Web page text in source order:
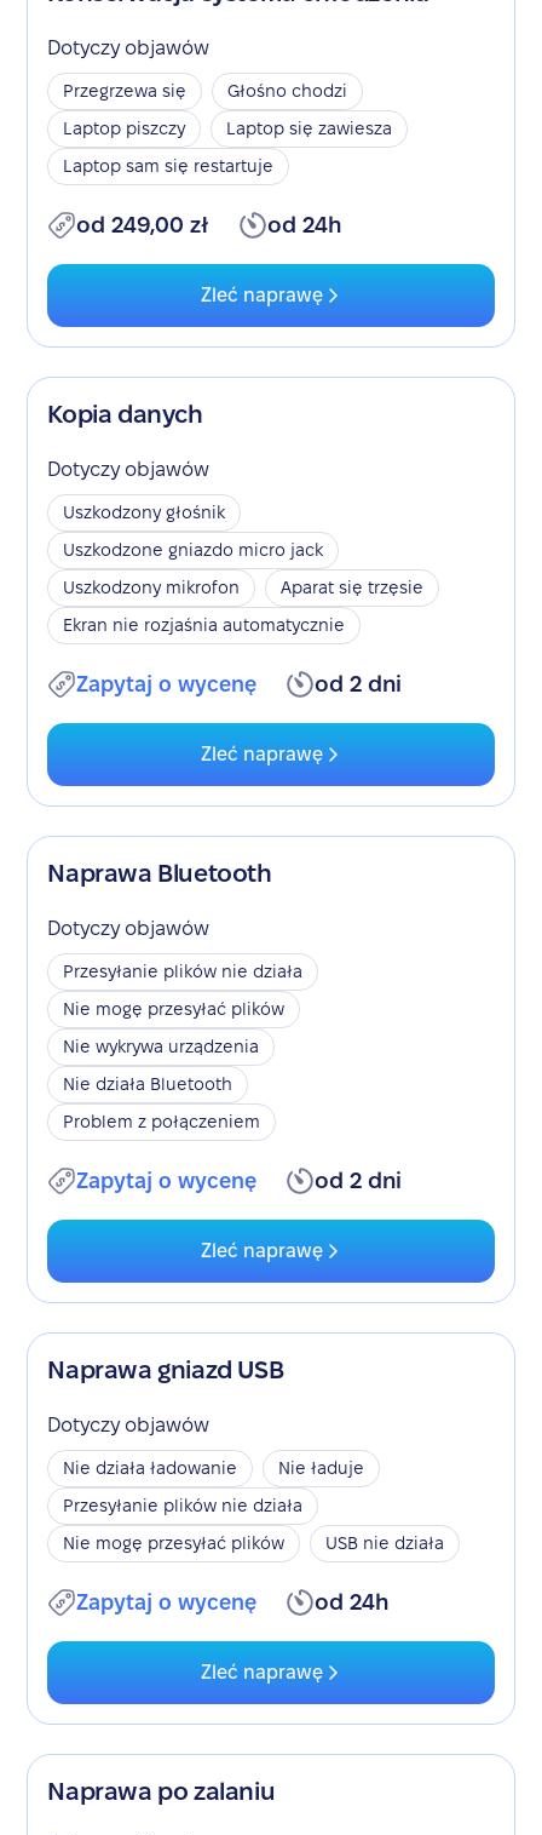
Dotyczy objawów
Przegrzewa się
Głośno chodzi
Laptop piszczy
Laptop się zawiesza
Laptop sam się restartuje
od 249,00 zł od 24h
Zleć naprawę
Kopia danych
Dotyczy objawów
Uszkodzony głośnik
Uszkodzone gniazdo micro jack
Uszkodzony mikrofon
Aparat się trzęsie
Ekran nie rozjaśnia automatycznie
Zapytaj o wycenę od 2 dni
Zleć naprawę
Naprawa Bluetooth
Dotyczy objawów
Przesyłanie plików nie działa
Nie mogę przesyłać plików
Nie wykrywa urządzenia
Nie działa Bluetooth
Problem z połączeniem
Zapytaj o wycenę od 2 dni
Zleć naprawę
Naprawa gniazd USB
Dotyczy objawów
Nie działa ładowanie
Nie ładuje
Przesyłanie plików nie działa
Nie mogę przesyłać plików
USB nie działa
Zapytaj o wycenę od 24h
Zleć naprawę
Naprawa po zalaniu